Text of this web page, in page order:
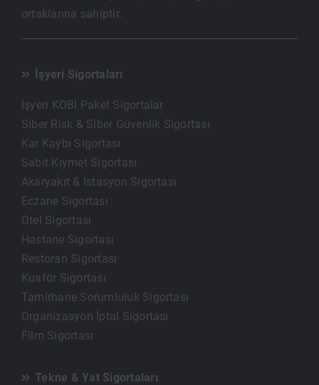
ortaklarına sahiptir.
İşyeri Sigortaları
İşyeri KOBİ Paket Sigortalar
Siber Risk & Siber Güvenlik Sigortası
Kar Kaybı Sigortası
Sabit Kıymet Sigortası
Akaryakıt & İstasyon Sigortası
Eczane Sigortası
Otel Sigortası
Hastane Sigortası
Restoran Sigortası
Kuaför Sigortası
Tamirhane Sorumluluk Sigortası
Organizasyon İptal Sigortası
Film Sigortası
Tekne & Yat Sigortaları